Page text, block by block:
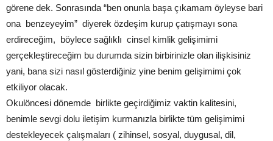
görene dek. Sonrasında “ben onunla başa çıkamam öyleyse bari
ona benzeyeyim” diyerek özdeşim kurup çatışmayı sona
erdireceğim, böylece sağlıklı cinsel kimlik gelişimimi
gerçekleştireceğim bu durumda sizin birbirinizle olan ilişkisiniz
yani, bana sizi nasıl gösterdiğiniz yine benim gelişimimi çok
etkiliyor olacak.
Okulöncesi dönemde birlikte geçirdiğimiz vaktin kalitesini,
benimle sevgi dolu iletişim kurmanızla birlikte tüm gelişimimi
destekleyecek çalışmaları ( zihinsel, sosyal, duygusal, dil,